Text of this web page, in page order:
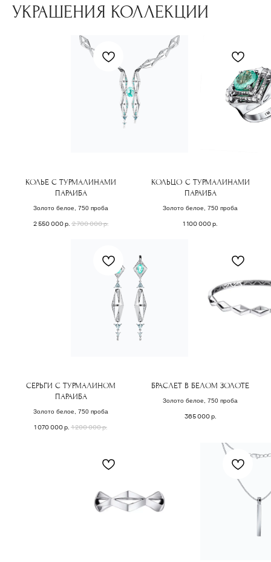
УКРАШЕНИЯ КОЛЛЕКЦИИ
КОЛЬЕ С ТУРМАЛИНАМИ
ПАРАИБА
Золото белое, 750 проба
2 550 000р. 2 700 000р.
КОЛЬЦО С ТУРМАЛИНАМИ
ПАРАИБА
Золото белое, 750 проба
1 100 000р.
СЕРЬГИ С ТУРМАЛИНОМ
ПАРАИБА
Золото белое, 750 проба
1 070 000р. 1 200 000р.
БРАСЛЕТ В БЕЛОМ ЗОЛОТЕ
Золото белое, 750 проба
365 000р.
Заполните форму, и мы свяжемся с Вами,
чтобы назначить онлайн или офлайн встречу.
ПОДБЕРЕМ
УКРАШЕНИЕ
Поможем с подбором украшения из коллекции
или обсудим детали изготовления
эксклюзивного ювелирного изделия.